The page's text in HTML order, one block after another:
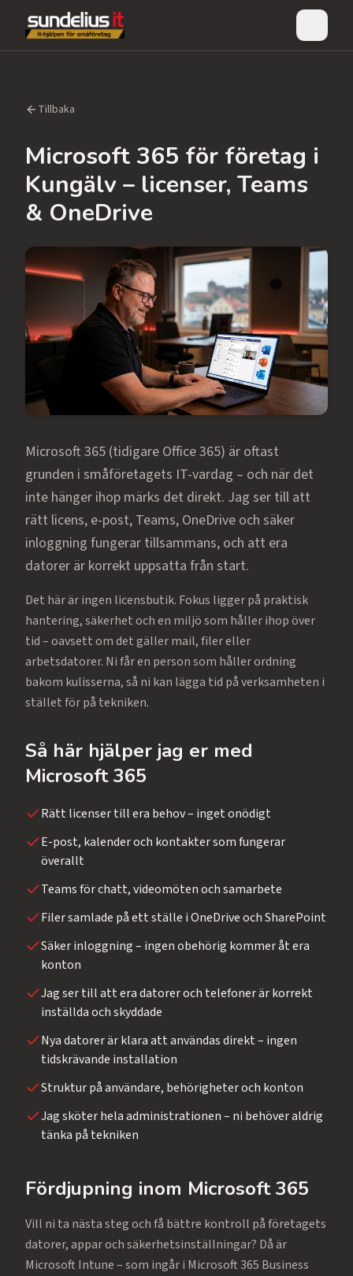
Meny
Tillbaka
Microsoft 365 för företag i
Kungälv – licenser, Teams
& OneDrive
Microsoft 365 (tidigare Office 365) är oftast
grunden i småföretagets IT-vardag – och när det
inte hänger ihop märks det direkt. Jag ser till att
rätt licens, e-post, Teams, OneDrive och säker
inloggning fungerar tillsammans, och att era
datorer är korrekt uppsatta från start.
Det här är ingen licensbutik. Fokus ligger på praktisk
hantering, säkerhet och en miljö som håller ihop över
tid – oavsett om det gäller mail, filer eller
arbetsdatorer. Ni får en person som håller ordning
bakom kulisserna, så ni kan lägga tid på verksamheten i
stället för på tekniken.
Så här hjälper jag er med
Microsoft 365
Rätt licenser till era behov – inget onödigt
E-post, kalender och kontakter som fungerar
överallt
Teams för chatt, videomöten och samarbete
Filer samlade på ett ställe i OneDrive och SharePoint
Säker inloggning – ingen obehörig kommer åt era
konton
Jag ser till att era datorer och telefoner är korrekt
inställda och skyddade
Nya datorer är klara att användas direkt – ingen
tidskrävande installation
Struktur på användare, behörigheter och konton
Jag sköter hela administrationen – ni behöver aldrig
tänka på tekniken
Fördjupning inom Microsoft 365
Vill ni ta nästa steg och få bättre kontroll på företagets
datorer, appar och säkerhetsinställningar? Då är
Microsoft Intune – som ingår i Microsoft 365 Business